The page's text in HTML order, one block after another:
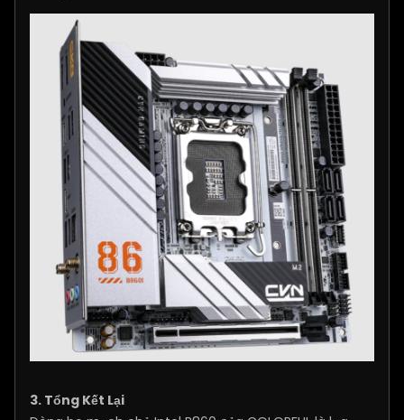
3. Tổng Kết Lại